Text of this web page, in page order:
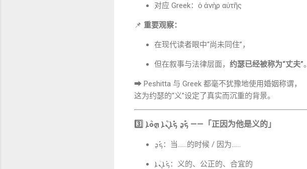
对应 Greek：ὁ ἀνὴρ αὐτῆς
📌 重要观察：
在现代读者眼中“尚未同住”，
但在叙事与法律层面， 约瑟已经被称为“丈夫”。
➡ Peshitta 与 Greek 都毫不犹豫地使用婚姻称谓，
这为约瑟的“义”设定了真实而沉重的背景。
3️⃣ ܟ݁ܰܕ݂ ܟ݁ܺܐܢܳܐ ܗ݈ܘܳܐ ——「正因为他是义的」
ܟ݁ܰܕ݂：当……的时候 / 因为……
ܟ݁ܺܐܢܳܐ：义的、公正的、合宜的